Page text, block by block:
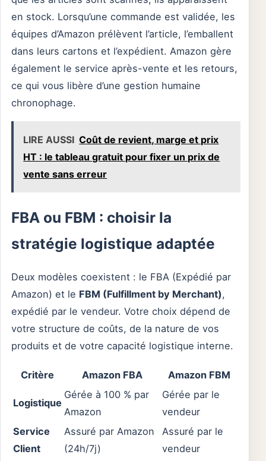
en stock. Lorsqu’une commande est validée, les
équipes d’Amazon prélèvent l’article, l’emballent
dans leurs cartons et l’expédient. Amazon gère
également le service après-vente et les retours,
ce qui vous libère d’une gestion humaine
chronophage.
LIRE AUSSI Coût de revient, marge et prix
HT : le tableau gratuit pour fixer un prix de
vente sans erreur
FBA ou FBM : choisir la
stratégie logistique adaptée
Deux modèles coexistent : le FBA (Expédié par
Amazon) et le FBM (Fulfillment by Merchant),
expédié par le vendeur. Votre choix dépend de
votre structure de coûts, de la nature de vos
produits et de votre capacité logistique interne.
Critère Amazon FBA Amazon FBM
Logistique
Gérée à 100 % par
Amazon
Gérée par le
vendeur
Service
Client
Assuré par Amazon
(24h/7j)
Assuré par le
vendeur